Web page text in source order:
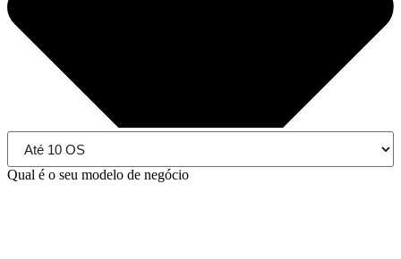
Qual é o seu modelo de negócio